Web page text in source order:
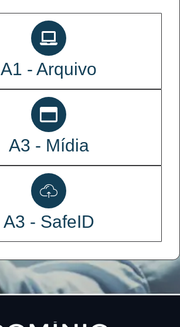
A1 - Arquivo
A3 - Mídia
A3 - SafeID